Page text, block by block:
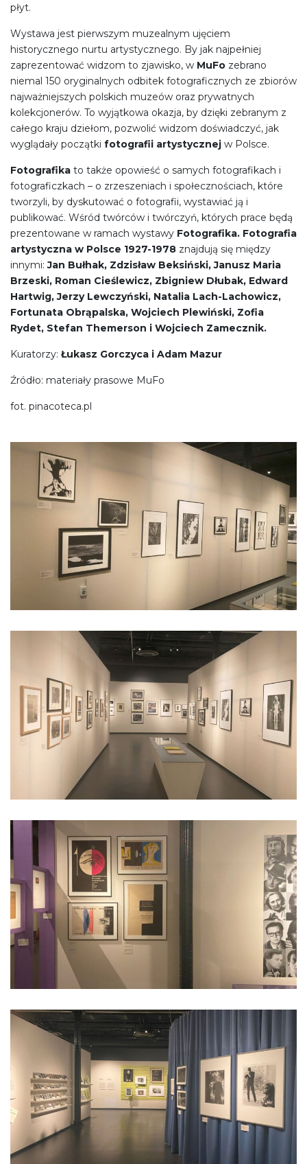
płyt.
Wystawa jest pierwszym muzealnym ujęciem
historycznego nurtu artystycznego. By jak najpełniej
zaprezentować widzom to zjawisko, w MuFo zebrano
niemal 150 oryginalnych odbitek fotograficznych ze zbiorów
najważniejszych polskich muzeów oraz prywatnych
kolekcjonerów. To wyjątkowa okazja, by dzięki zebranym z
całego kraju dziełom, pozwolić widzom doświadczyć, jak
wyglądały początki fotografii artystycznej w Polsce.
Fotografika to także opowieść o samych fotografikach i
fotograficzkach – o zrzeszeniach i społecznościach, które
tworzyli, by dyskutować o fotografii, wystawiać ją i
publikować. Wśród twórców i twórczyń, których prace będą
prezentowane w ramach wystawy Fotografika. Fotografia
artystyczna w Polsce 1927-1978 znajdują się między
innymi:Jan Bułhak, Zdzisław Beksiński, Janusz Maria
Brzeski, Roman Cieślewicz, Zbigniew Dłubak, Edward
Hartwig, Jerzy Lewczyński, Natalia Lach-Lachowicz,
Fortunata Obrąpalska, Wojciech Plewiński, Zofia
Rydet, Stefan Themerson i Wojciech Zamecznik.
Kuratorzy: Łukasz Gorczyca i Adam Mazur
Źródło: materiały prasowe MuFo
fot. pinacoteca.pl